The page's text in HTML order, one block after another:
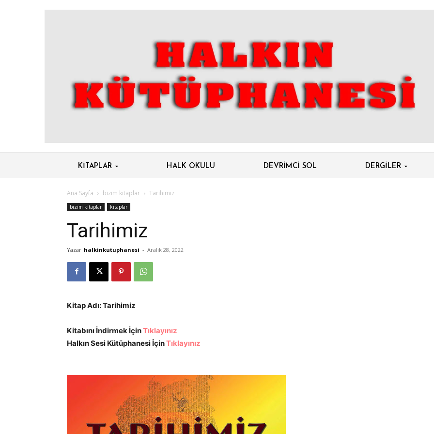
KITAPLAR HALK OKULU DEVRIMCI SOL DERGILER
Ana Sayfa bizim kitaplar Tarihimiz
bizim kitaplar kitaplar
Tarihimiz
Yazar halkinkutuphanesi - Aralık 28, 2022
Kitap Adı: Tarihimiz
Kitabını İndirmek İçinTıklayınız
Halkın Sesi Kütüphanesi İçinTıklayınız